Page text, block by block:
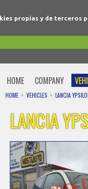
propias y de terceros
HOME COMPANY
HOME VEHICLES LANCIA
LANCIA